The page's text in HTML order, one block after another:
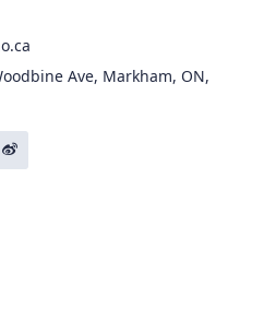
Ave, Markham, ON,